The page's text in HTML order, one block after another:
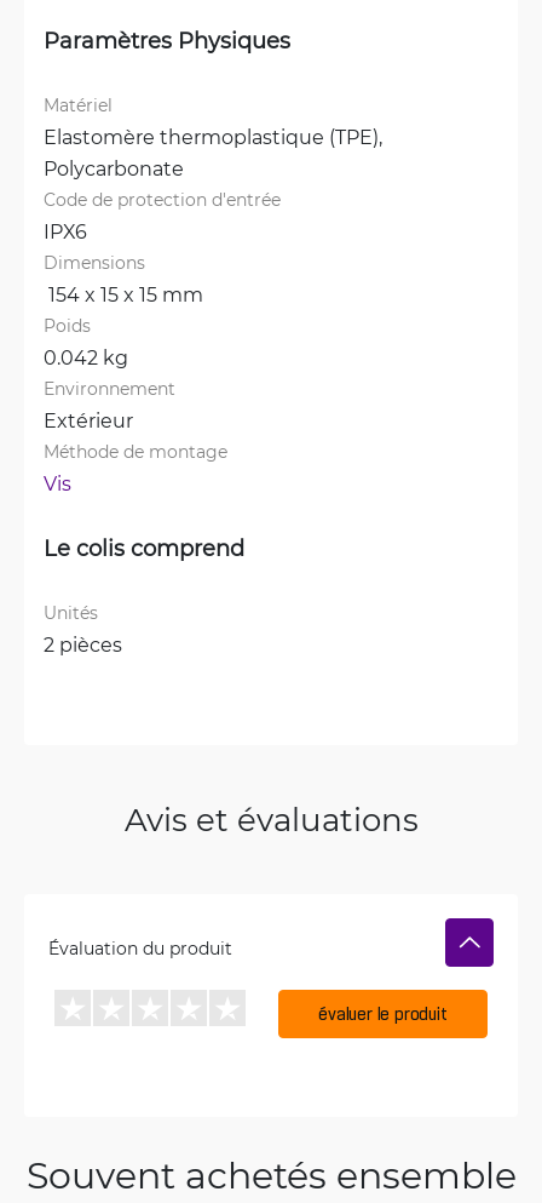
Paramètres Physiques
Matériel
Elastomère thermoplastique (TPE),
Polycarbonate
Code de protection d'entrée
IPX6
Dimensions
154 x 15 x 15 mm
Poids
0.042 kg
Environnement
Extérieur
Méthode de montage
Vis
Le colis comprend
Unités
2 pièces
Avis et évaluations
Évaluation du produit
évaluer le produit
Souvent achetés ensemble